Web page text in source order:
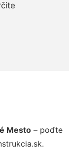
Mesto – poďte